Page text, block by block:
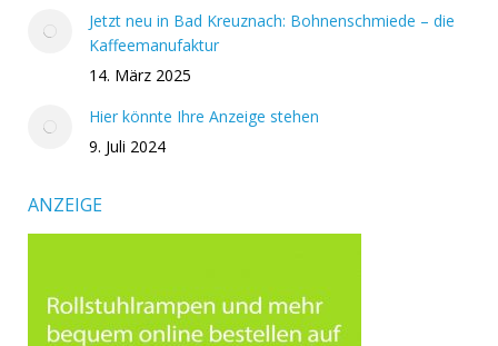
Jetzt neu in Bad Kreuznach: Bohnenschmiede – die
Kaffeemanufaktur
14. März 2025
Hier könnte Ihre Anzeige stehen
9. Juli 2024
ANZEIGE